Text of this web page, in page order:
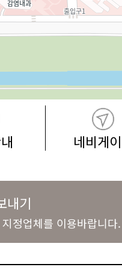
네비게
내기
정업체를 이용바랍니다.